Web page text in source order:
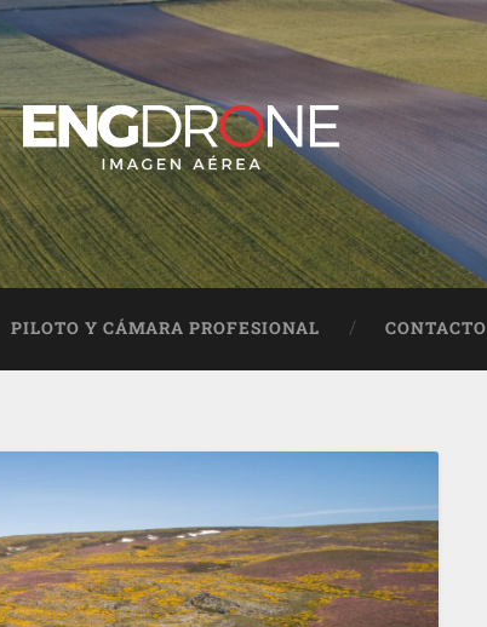
PILOTO Y CÁMARA PROFESIONAL CONTACTO